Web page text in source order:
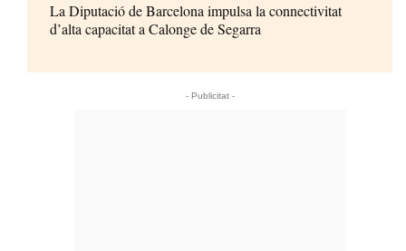
La Diputació de Barcelona impulsa la connectivitat
d’alta capacitat a Calonge de Segarra
- Publicitat -